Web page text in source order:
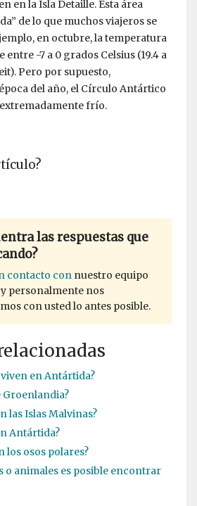
en la Isla Detaille. Esta área
de lo que muchos viajeros se
en octubre, la temperatura
-7 a 0 grados Celsius (19.4 a
Pero por supuesto,
del año, el Círculo Antártico
frío.
las respuestas que
contacto con nuestro equipo
personalmente nos
con usted lo antes posible.
en Antártida?
Groenlandia?
las Islas Malvinas?
Antártida?
los osos polares?
o animales es posible encontrar